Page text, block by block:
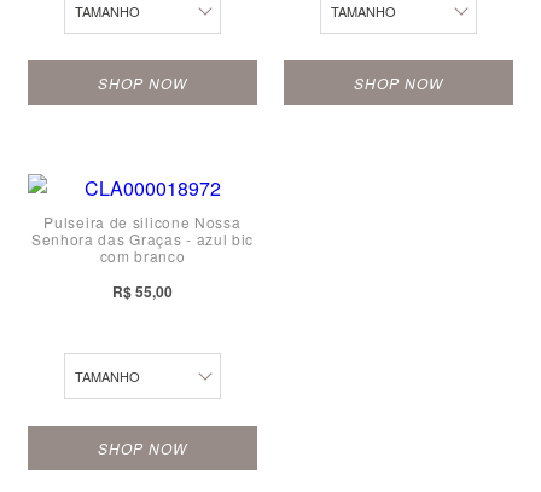
TAMANHO
SHOP NOW
TAMANHO
SHOP NOW
Pulseira de silicone Nossa
Senhora das Graças - azul bic
com branco
R$ 55,00
TAMANHO
PP
P
SHOP NOW